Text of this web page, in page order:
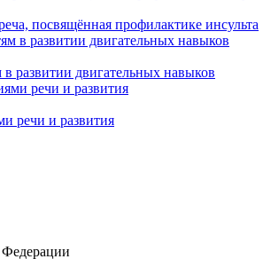
посвящённая профилактике инсульта
развитии двигательных навыков
речи и развития